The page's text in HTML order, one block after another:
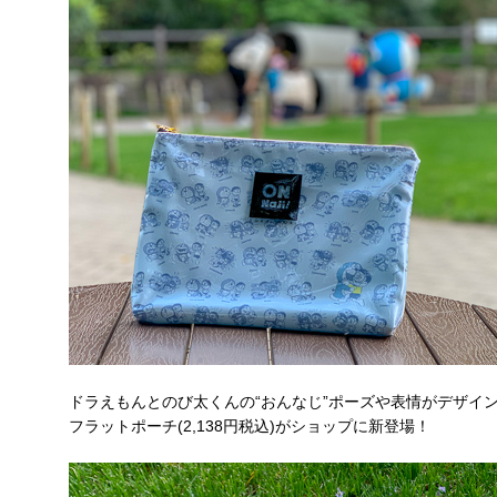
ドラえもんとのび太くんの“おんなじ”ポーズや表情がデザイ
フラットポーチ(2,138円税込)がショップに新登場！